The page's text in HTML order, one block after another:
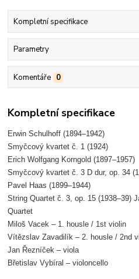
Kompletní specifikace
Parametry
Komentáře 0
Kompletní specifikace
Erwin Schulhoff (1894–1942)
Smyčcový kvartet č. 1 (1924)
Erich Wolfgang Korngold (1897–1957)
Smyčcový kvartet č. 3 D dur, op. 34
Pavel Haas (1899–1944)
String Quartet č. 3, op. 15 (1938–39)
Quartet
Miloš Vacek – 1. housle / 1st violin
Vítězslav Zavadilík – 2. housle / 2nd
Jan Řezníček – viola
Břetislav Vybíral – violoncello